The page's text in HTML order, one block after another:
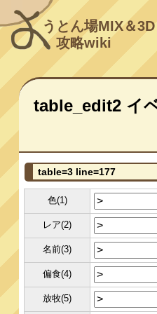
うとん場MIX＆3D
攻略wiki
table_edit2 イ
table=3 line=177
色(1)
レア(2)
名前(3)
偏食(4)
放牧(5)